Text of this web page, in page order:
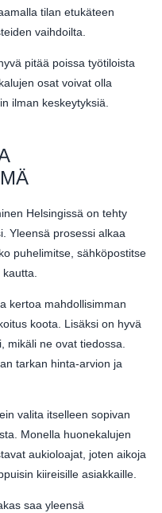
tilan etukäteen
vaihdoilta.
pitää poissa työtiloista
osat voivat olla
ilman keskeytyksiä.
Helsingissä on tehty
Yleensä prosessi alkaa
puhelimitse, sähköpostitse
kautta.
kertoa mahdollisimman
koota. Lisäksi on hyvä
mikäli ne ovat tiedossa.
tarkan hinta-arvion ja
valita itselleen sopivan
Monella huonekalujen
aukioloajat, joten aikoja
kiireisille asiakkaille.
saa yleensä